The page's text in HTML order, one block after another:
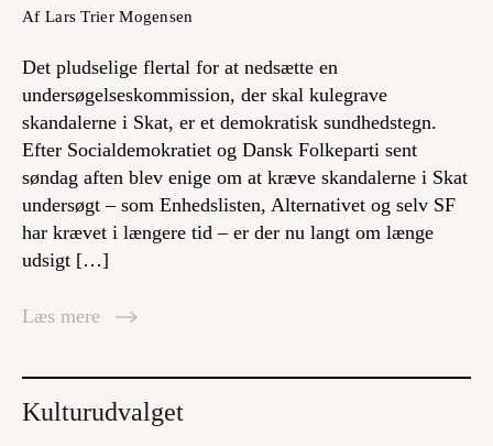
Af Lars Trier Mogensen
Det pludselige flertal for at nedsætte en
undersøgelseskommission, der skal kulegrave
skandalerne i Skat, er et demokratisk sundhedstegn.
Efter Socialdemokratiet og Dansk Folkeparti sent
søndag aften blev enige om at kræve skandalerne i Skat
undersøgt – som Enhedslisten, Alternativet og selv SF
har krævet i længere tid – er der nu langt om længe
udsigt […]
Læs mere
Kulturudvalget